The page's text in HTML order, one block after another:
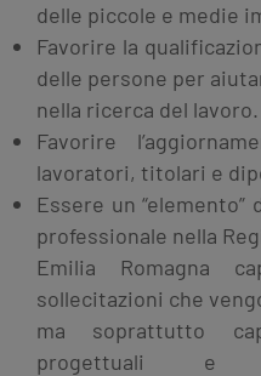
delle piccole e medie
Favorire la
delle persone per
nella ricerca del lavoro.
Favorire
lavoratori, titolari e
Essere un
professionale nella
Emilia Romagna
sollecitazioni che
ma soprattutto
progettuali e